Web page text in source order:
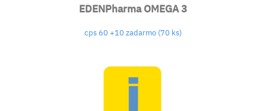
EDENPharma OMEGA 3
cps 60 +10 zadarmo (70 ks)